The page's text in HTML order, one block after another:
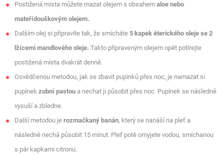
Postižená místa můžete mazat olejem s obsahemaloe nebo
mateřídouškovým olejem.
Dalším olej si připravíte tak, že smícháte 5 kapek éterického oleje se 2
lžícemi mandlového oleje.Takto připraveným olejem opět potírejte
postižená místa dvakrát denně.
Osvědčenou metodou, jak se zbavit pupínků přes noc, je namazat si
pupínekzubní pastou a nechat ji působit přes noc. Pupínek se následně
vysuší a zbledne.
Další metodou jerozmačkaný banán, který se nanáší na pleť a
následně nechá působit 15 minut. Pleť poté omyjete vodou, smíchanou
s pár kapkami citronu.